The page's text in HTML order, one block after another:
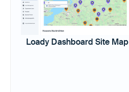
Loady Dashboard Site Map